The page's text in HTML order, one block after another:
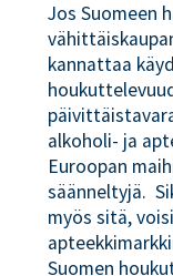
Jos Suomeen
kannattaa
alkoholi- ja
Euroopan
säänneltyjä.
myös sitä,
Suomen